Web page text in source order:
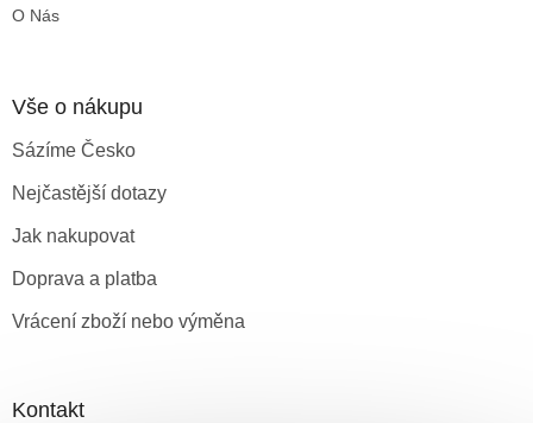
O Nás
Vše o nákupu
Sázíme Česko
Nejčastější dotazy
Jak nakupovat
Doprava a platba
Vrácení zboží nebo výměna
Kontakt